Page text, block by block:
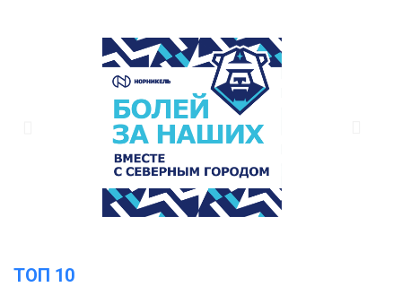
Прокуратура проверяет инцидент с
самолётом авиакомпании «Сибирь»
в Норильске
Правила перевозки групп детей
ужесточат с 1 сентября
ТОП 10